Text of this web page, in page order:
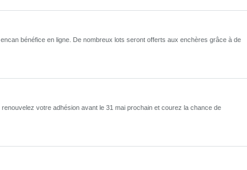
bénéfice en ligne. De nombreux lots seront offerts aux enchères grâce à de
votre adhésion avant le 31 mai prochain et courez la chance de